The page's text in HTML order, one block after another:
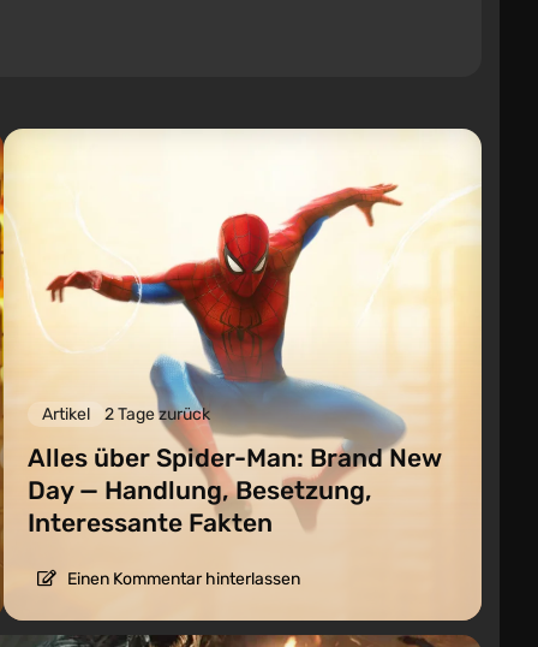
Artikel 2 Tage zurück
Alles über Spider-Man: Brand New
Day — Handlung, Besetzung,
Interessante Fakten
Einen Kommentar hinterlassen